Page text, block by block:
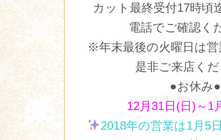
カット最終受付17時頃
電話でご確認く
※年末最後の火曜日は
是非ご来店く
●お休み●
12月31日(日)～1
2018年の営業は1月5